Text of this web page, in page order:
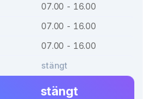
07.00 - 16.00
07.00 - 16.00
07.00 - 16.00
stängt
stängt